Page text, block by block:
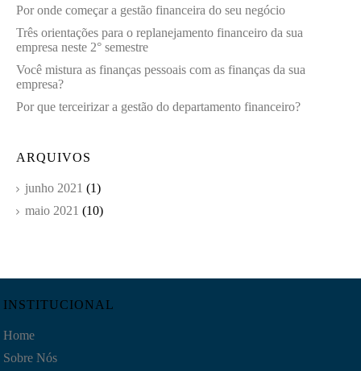
Por onde começar a gestão financeira do seu negócio
Três orientações para o replanejamento financeiro da sua
empresa neste 2° semestre
Você mistura as finanças pessoais com as finanças da sua
empresa?
Por que terceirizar a gestão do departamento financeiro?
ARQUIVOS
junho 2021 (1)
maio 2021 (10)
INSTITUCIONAL
Home
Sobre Nós